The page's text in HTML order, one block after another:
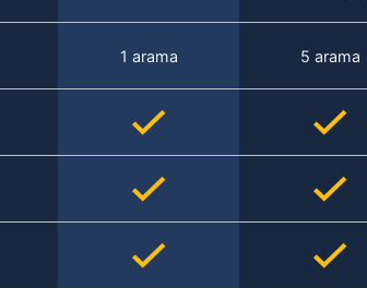
1 arama 5 arama